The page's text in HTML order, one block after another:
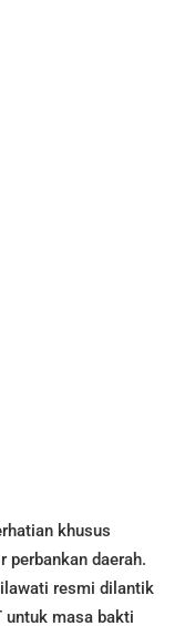
khusus
perbankan daerah.
resmi dilantik
untuk masa bakti